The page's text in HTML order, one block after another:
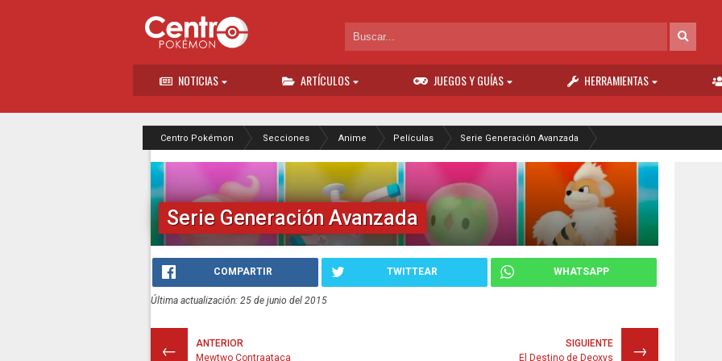
NOTICIAS ARTÍCULOS JUEGOS Y GUÍAS HERRAMIENTAS
Centro Pokémon Secciones Anime Películas Serie Generación Avanzada
Serie Generación Avanzada
COMPARTIR TWITTEAR WHATSAPP
Última actualización: 25 de junio del 2015
←
ANTERIOR
Mewtwo Contraataca
→
SIGUIENTE
El Destino de Deoxys